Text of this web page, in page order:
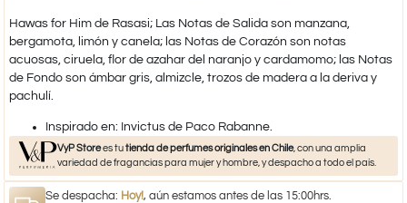
Hawas for Him de Rasasi; Las Notas de Salida son manzana,
bergamota, limón y canela; las Notas de Corazón son notas
acuosas, ciruela, flor de azahar del naranjo y cardamomo; las Notas
de Fondo son ámbar gris, almizcle, trozos de madera a la deriva y
pachulí.
​Inspirado en: Invictus de Paco Rabanne.
VyP Storees tutienda de perfumes originales en Chile, con una amplia
variedad de fragancias para mujer y hombre, y despacho a todo el país.
Se despacha: Hoy!, aún estamos antes de las 15:00hrs.